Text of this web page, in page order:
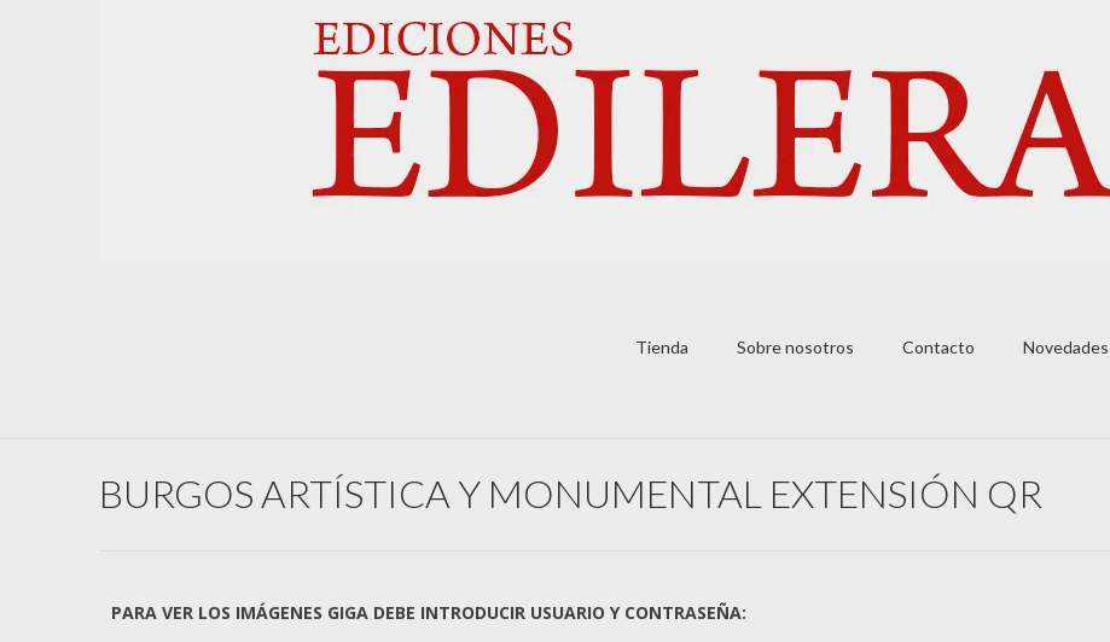
Tienda Sobre nosotros Contacto Novedades
BURGOS ARTÍSTICA Y MONUMENTAL EXTENSIÓN QR
PARA VER LOS IMÁGENES GIGA DEBE INTRODUCIR USUARIO Y CONTRASEÑA: